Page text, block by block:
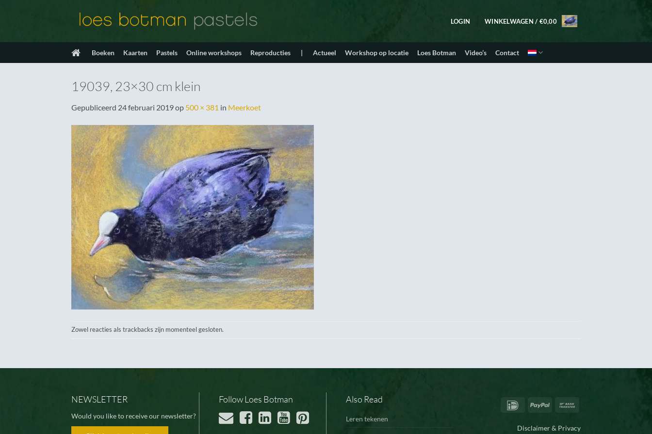
LOGIN WINKELWAGEN / €0,00
Boeken Kaarten Pastels Online workshops Reproducties | Actueel Workshop op locatie Loes Botman Video’s Contact
19039, 23×30 cm klein
Gepubliceerd 24 februari 2019op 500 × 381 in Meerkoet
Zowel reacties als trackbacks zijn momenteel gesloten.
NEWSLETTER
Would you like to receive our newsletter?
Follow Loes Botman Also Read
Leren tekenen
IDeal PayPal
Disclaimer & Privacy